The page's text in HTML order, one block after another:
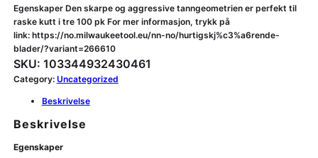
Egenskaper Den skarpe og aggressive tanngeometrien er perfekt til
raske kutt i tre 100 pk For mer informasjon, trykk på
link: https://no.milwaukeetool.eu/nn-no/hurtigskj%c3%a6rende-
blader/?variant=266610
SKU: 103344932430461
Category: Uncategorized
Beskrivelse
Beskrivelse
Egenskaper